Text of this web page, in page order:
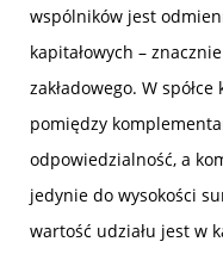
wspólników jest
kapitałowych –
zakładowego. W
pomiędzy
odpowiedzialność, a
jedynie do wysokości
wartość udziału jest w